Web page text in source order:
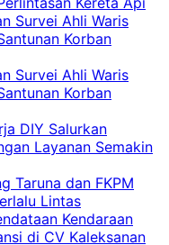
Survei Ahli Waris
Korban
Survei Ahli Waris
Korban
DIY Salurkan
Layanan Semakin
Taruna dan FKPM
Lintas
Kendaraan
di CV Kaleksanan